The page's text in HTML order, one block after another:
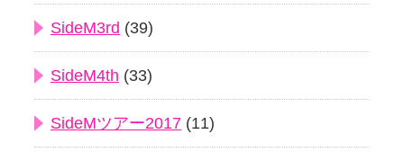
SideM3rd (39)
SideM4th (33)
SideMツアー2017 (11)